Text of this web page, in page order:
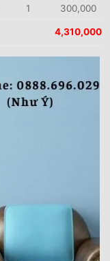
1 300,000
4,310,000